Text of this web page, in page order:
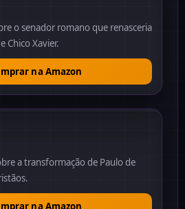
o senador romano que renasceria
Chico Xavier.
na Amazon
1941
a transformação de Paulo de
na Amazon